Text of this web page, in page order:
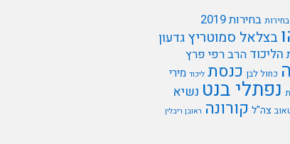
בחירות בחירות 2019
בצלאל סמוטריץ גדעון
הליכוד הרב רפי פרץ
כחול לבן כנסת ליכוד מירי
נפתלי בנט נשיא
צה"ל קורונה ראובן ריבלין